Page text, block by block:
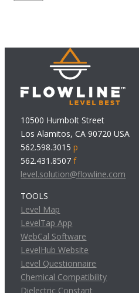
10500 Humbolt Street
Los Alamitos, CA 90720 USA
562.598.3015p
562.431.8507f
level.solution@flowline.com
TOOLS
Level Map
LevelTap App
WebCal Software
LevelHub Website
Level Questionnaire
Chemical Compatibility
Dielectric Constant